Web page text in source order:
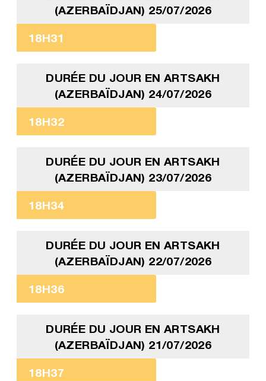
(AZERBAÏDJAN) 25/07/2026
18H31
DURÉE DU JOUR EN ARTSAKH
(AZERBAÏDJAN) 24/07/2026
18H32
DURÉE DU JOUR EN ARTSAKH
(AZERBAÏDJAN) 23/07/2026
18H34
DURÉE DU JOUR EN ARTSAKH
(AZERBAÏDJAN) 22/07/2026
18H36
DURÉE DU JOUR EN ARTSAKH
(AZERBAÏDJAN) 21/07/2026
18H37